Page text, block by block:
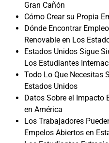
Gran Cañón
Cómo Crear su Propia
Dónde Encontrar
Renovable en Los
Estados Unidos Sigue
Los Estudiantes
Todo Lo Que Necesitas
Estados Unidos
Datos Sobre el Impacto
en América
Los Trabajadores
Empelos Abiertos en